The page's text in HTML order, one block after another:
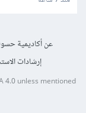
عن أكاديمية
إرشادات
4.0unless mentioned